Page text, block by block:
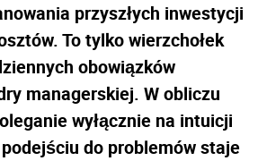
przyszłych inwestycji
To tylko wierzchołek
obowiązków
managerskiej. W obliczu
wyłącznie na intuicji
do problemów staje